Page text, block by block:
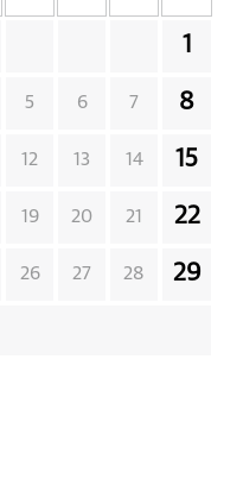
1
5 6 7 8
12 13 14 15
19 20 21 22
26 27 28 29